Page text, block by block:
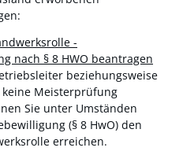
-
nach § 8 HWO beantragen
beziehungsweise
Meisterprüfung
Sie unter Umständen
(§ 8 HwO) den
erreichen.